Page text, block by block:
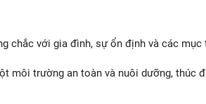
chắc với gia đình, sự ổn định và các mục
môi trường an toàn và nuôi dưỡng, thúc